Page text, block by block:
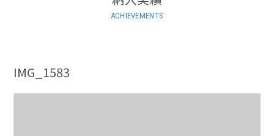
ACHIEVEMENTS
IMG_1583